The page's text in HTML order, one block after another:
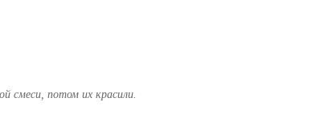
смеси, потом их красили.